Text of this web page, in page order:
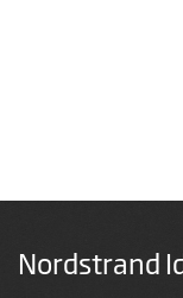
Nordstrand